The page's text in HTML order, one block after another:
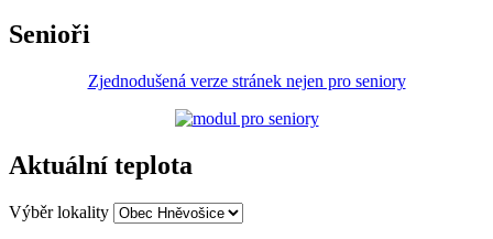
Senioři
Zjednodušená verze stránek nejen pro seniory
Aktuální teplota
Výběr lokality